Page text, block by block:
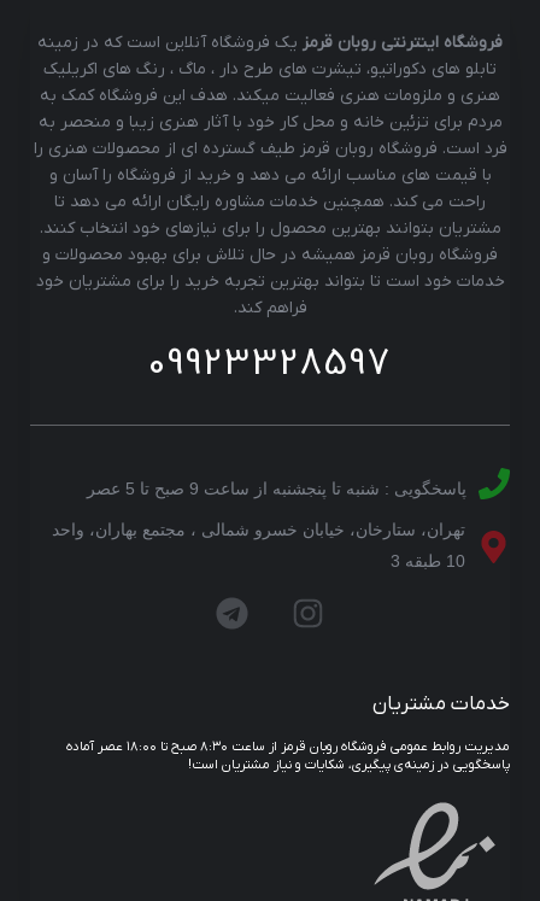
فروشگاه اینترنتی روبان قرمز یک فروشگاه آنلاین است که در زمینه
تابلو های دکوراتیو، تیشرت های طرح دار ، ماگ ، رنگ های اکریلیک
هنری و ملزومات هنری فعالیت میکند. هدف این فروشگاه کمک به
مردم برای تزئین خانه و محل کار خود با آثار هنری زیبا و منحصر به
فرد است. فروشگاه روبان قرمز طیف گسترده ای از محصولات هنری را
با قیمت های مناسب ارائه می دهد و خرید از فروشگاه را آسان و
راحت می کند. همچنین خدمات مشاوره رایگان ارائه می دهد تا
مشتریان بتوانند بهترین محصول را برای نیازهای خود انتخاب کنند.
فروشگاه روبان قرمز همیشه در حال تلاش برای بهبود محصولات و
خدمات خود است تا بتواند بهترین تجربه خرید را برای مشتریان خود
فراهم کند.
09923328597
پاسخگویی : شنبه تا پنجشنبه از ساعت 9 صبح تا 5 عصر
تهران، ستارخان، خیابان خسرو شمالی ، مجتمع بهاران، واحد
10 طبقه 3
خدمات مشتریان
مدیریت روابط عمومی فروشگاه روبان قرمز از ساعت ۸:۳۰ صبح تا ۱۸:۰۰ عصر آماده
پاسخگویی در زمینه‌ی پیگیری، شکایات و نیاز مشتریان است!